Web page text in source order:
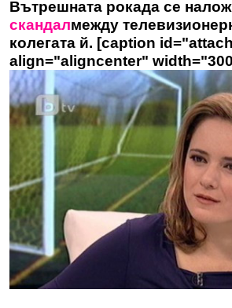
Вътрешната рокада се
скандалмежду
колегата й. [caption
align="aligncenter"